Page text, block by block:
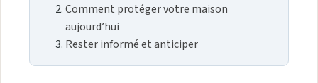
Comment protéger votre maison
aujourd’hui
Rester informé et anticiper